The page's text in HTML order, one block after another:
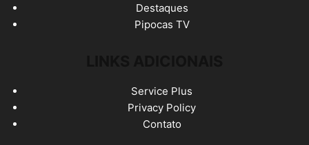
Destaques
Pipocas TV
Service Plus
Privacy Policy
Contato